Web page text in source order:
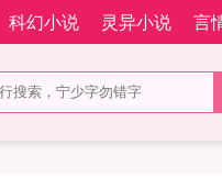
科幻小说 灵异小说 言